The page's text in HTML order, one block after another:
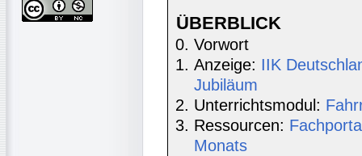
ÜBERBLICK
Vorwort
Anzeige: IIK
Jubiläum
Unterrichtsmodul:
Ressourcen:
Monats